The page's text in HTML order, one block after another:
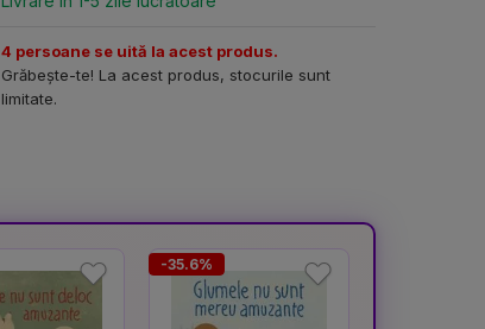
4 persoane se uită la acest produs.
Grăbește-te! La acest produs, stocurile sunt
limitate.
-35.6%